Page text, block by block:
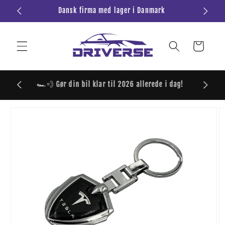
Gå til
Dansk firma med lager i Danmark
Handlevogn
📦 Gratis 1-3 d. levering på alle ordrer over 699,-